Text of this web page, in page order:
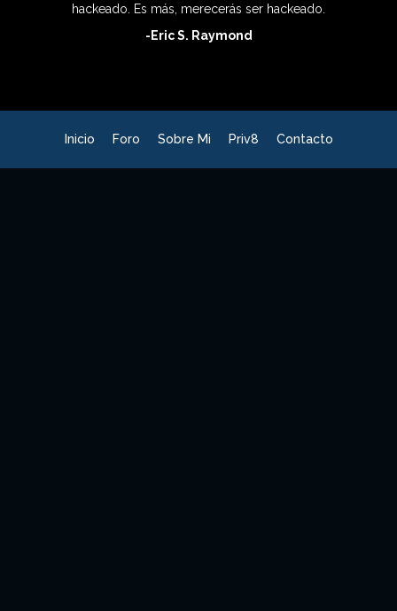
hackeado. Es más, merecerás ser hackeado.
-Eric S. Raymond
Inicio Foro Sobre Mi Priv8 Contacto